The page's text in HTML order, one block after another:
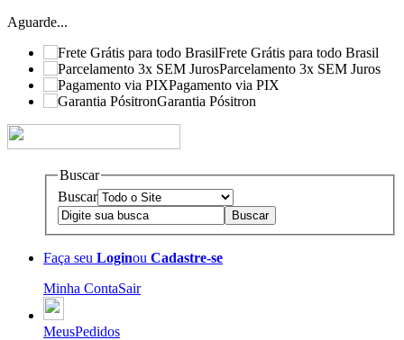
Aguarde...
Frete Grátis para todo Brasil
Parcelamento 3x SEM Juros
Pagamento via PIX
Garantia Pósitron
Buscar
Buscar
Faça seu Loginou Cadastre-se
Minha ContaSair
MeusPedidos